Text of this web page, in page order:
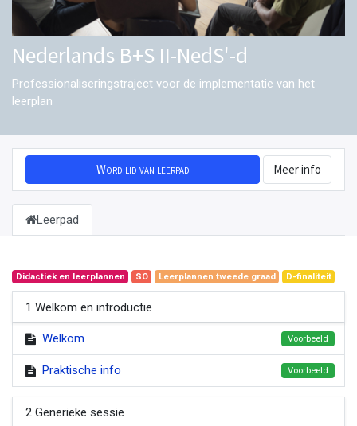
Nederlands B+S II-NedS'-d
Professionaliseringstraject voor de implementatie van het
leerplan
Word lid van leerpad Meer info
Leerpad
Didactiek en leerplannen SO Leerplannen tweede graad D-finaliteit
1 Welkom en introductie
Welkom Voorbeeld
Praktische info Voorbeeld
2 Generieke sessie